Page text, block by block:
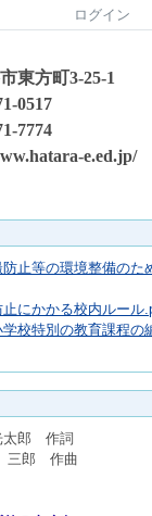
ログイン
東方町3-25-1
0517
7774
e.ed.jp/
止等の環境整備のた
にかかる校内ルール
校特別の教育課程の
作詞
作曲